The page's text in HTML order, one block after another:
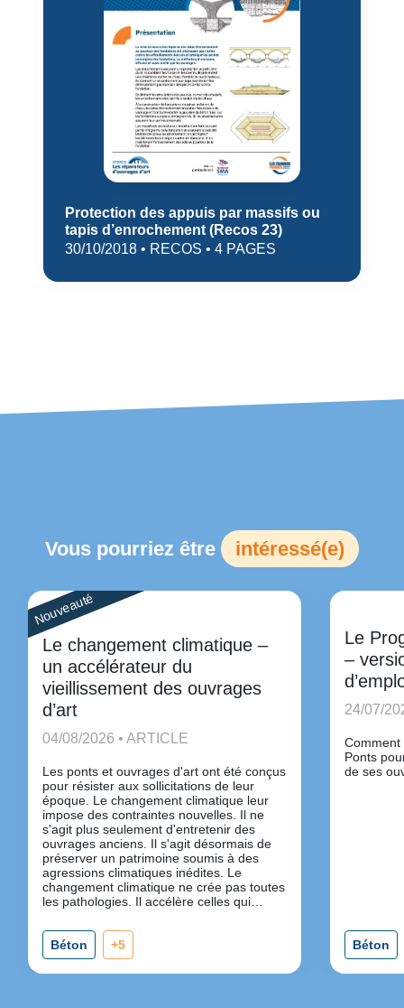
Protection des appuis par massifs ou
tapis d’enrochement (Recos 23)
30/10/2018 • RECOS • 4 PAGES
Vous pourriez être intéressé(e)
Nouveauté
Le changement climatique –
un accélérateur du
vieillissement des ouvrages
d’art
04/08/2026 • ARTICLE
Les ponts et ouvrages d'art ont été conçus
pour résister aux sollicitations de leur
époque. Le changement climatique leur
impose des contraintes nouvelles. Il ne
s'agit plus seulement d'entretenir des
ouvrages anciens. Il s'agit désormais de
préserver un patrimoine soumis à des
agressions climatiques inédites. Le
changement climatique ne crée pas toutes
les pathologies. Il accélère celles qui
Béton
+5
Le
–
24/07/
Comment
Ponts
de ses
Béton